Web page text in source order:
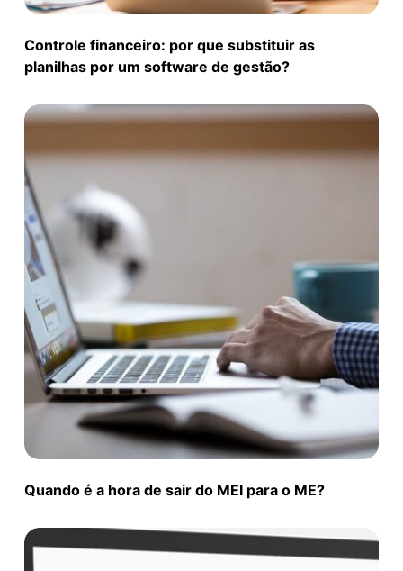
Controle financeiro: por que substituir as
planilhas por um software de gestão?
Quando é a hora de sair do MEI para o ME?